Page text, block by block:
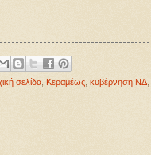
σελίδα Κεραμέως κυβέρνηση ΝΔ